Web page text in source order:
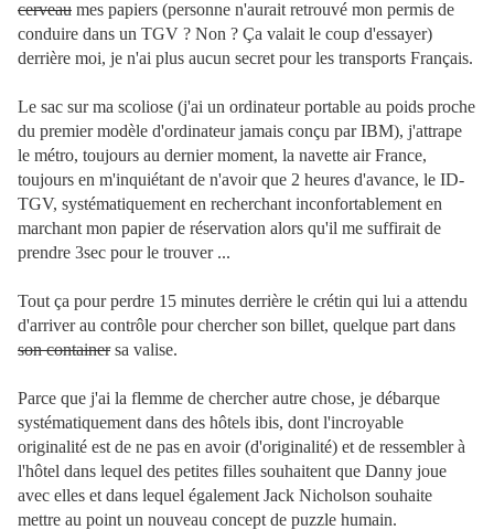
cerveau mes papiers (personne n'aurait retrouvé mon permis de
conduire dans un TGV ? Non ? Ça valait le coup d'essayer)
derrière moi, je n'ai plus aucun secret pour les transports Français.
Le sac sur ma scoliose (j'ai un ordinateur portable au poids proche
du premier modèle d'ordinateur jamais conçu par IBM), j'attrape
le métro, toujours au dernier moment, la navette air France,
toujours en m'inquiétant de n'avoir que 2 heures d'avance, le ID-
TGV, systématiquement en recherchant inconfortablement en
marchant mon papier de réservation alors qu'il me suffirait de
prendre 3sec pour le trouver ...
Tout ça pour perdre 15 minutes derrière le crétin qui lui a attendu
d'arriver au contrôle pour chercher son billet, quelque part dans
son containersa valise.
Parce que j'ai la flemme de chercher autre chose, je débarque
systématiquement dans des hôtels ibis, dont l'incroyable
originalité est de ne pas en avoir (d'originalité) et de ressembler à
l'hôtel dans lequel des petites filles souhaitent que Danny joue
avec elles et dans lequel également Jack Nicholson souhaite
mettre au point un nouveau concept de puzzle humain.